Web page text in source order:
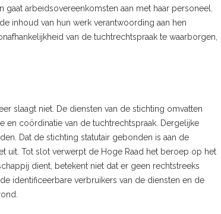
arbeidsovereenkomsten aan met haar personeel.
inhoud van hun werk verantwoording aan hen
van de tuchtrechtspraak te waarborgen,
slaagt niet. De diensten van de stichting omvatten
coördinatie van de tuchtrechtspraak. Dergelijke
Dat de stichting statutair gebonden is aan de
uit. Tot slot verwerpt de Hoge Raad het beroep op het
dient, betekent niet dat er geen rechtstreeks
identificeerbare verbruikers van de diensten en de